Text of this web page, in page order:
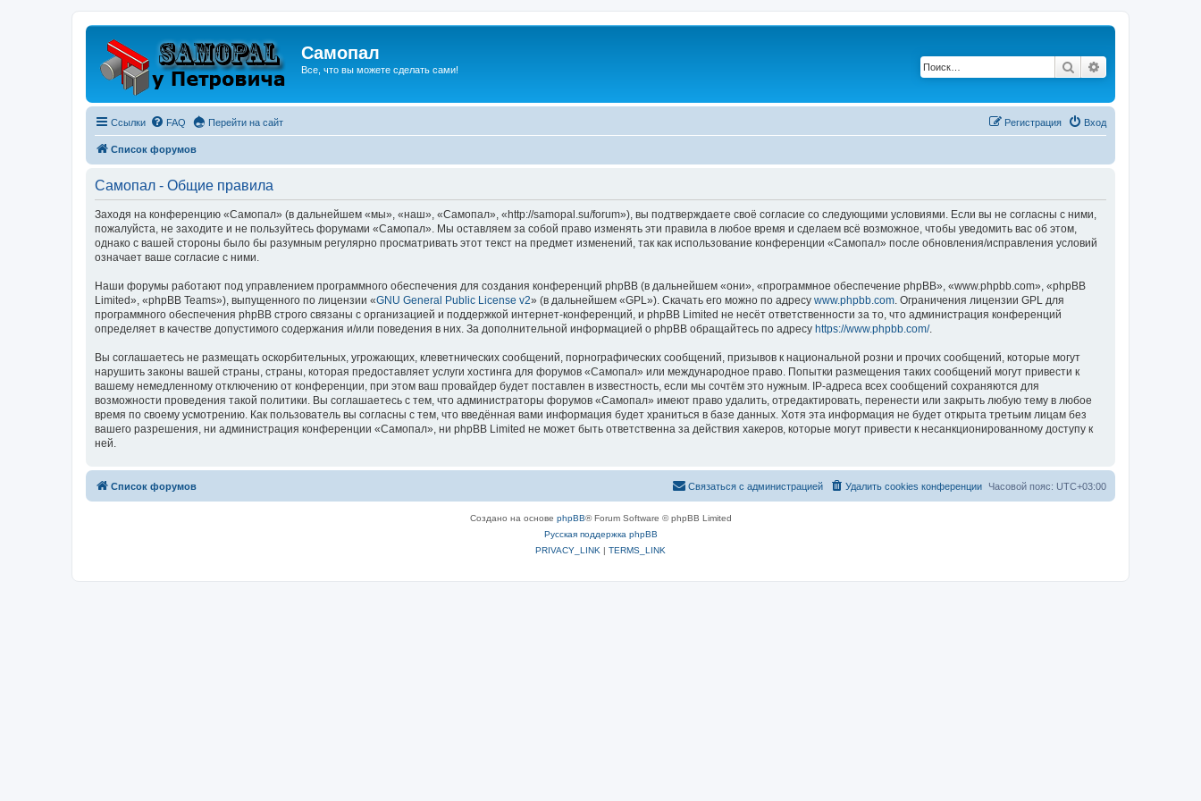
Самопал
Все, что вы можете сделать сами! Поиск
Ссылки FAQ Перейти на сайт Вход
Регистрация
Список форумов
Самопал - Общие правила
Заходя на конференцию «Самопал» (в дальнейшем «мы», «наш», «Самопал», «http://samopal.su/forum»), вы подтверждаете своё согласие со следующими условиями. Если вы не согласны с ними,
пожалуйста, не заходите и не пользуйтесь форумами «Самопал». Мы оставляем за собой право изменять эти правила в любое время и сделаем всё возможное, чтобы уведомить вас об этом,
однако с вашей стороны было бы разумным регулярно просматривать этот текст на предмет изменений, так как использование конференции «Самопал» после обновления/исправления условий
означает ваше согласие с ними.
Наши форумы работают под управлением программного обеспечения для создания конференций phpBB (в дальнейшем «они», «программное обеспечение phpBB», «www.phpbb.com», «phpBB
Limited», «phpBB Teams»), выпущенного по лицензии «GNU General Public License v2» (в дальнейшем «GPL»). Скачать его можно по адресу www.phpbb.com. Ограничения лицензии GPL для
программного обеспечения phpBB строго связаны с организацией и поддержкой интернет-конференций, и phpBB Limited не несёт ответственности за то, что администрация конференций
определяет в качестве допустимого содержания и/или поведения в них. За дополнительной информацией о phpBB обращайтесь по адресу https://www.phpbb.com/.
Вы соглашаетесь не размещать оскорбительных, угрожающих, клеветнических сообщений, порнографических сообщений, призывов к национальной розни и прочих сообщений, которые могут
нарушить законы вашей страны, страны, которая предоставляет услуги хостинга для форумов «Самопал» или международное право. Попытки размещения таких сообщений могут привести к
вашему немедленному отключению от конференции, при этом ваш провайдер будет поставлен в известность, если мы сочтём это нужным. IP-адреса всех сообщений сохраняются для
возможности проведения такой политики. Вы соглашаетесь с тем, что администраторы форумов «Самопал» имеют право удалить, отредактировать, перенести или закрыть любую тему в любое
время по своему усмотрению. Как пользователь вы согласны с тем, что введённая вами информация будет храниться в базе данных. Хотя эта информация не будет открыта третьим лицам без
вашего разрешения, ни администрация конференции «Самопал», ни phpBB Limited не может быть ответственна за действия хакеров, которые могут привести к несанкционированному доступу к
ней.
Список форумов Часовой пояс: UTC+03:00
Удалить cookies конференции
Связаться с администрацией
Создано на основе phpBB® Forum Software © phpBB Limited
Русская поддержка phpBB
PRIVACY_LINK | TERMS_LINK